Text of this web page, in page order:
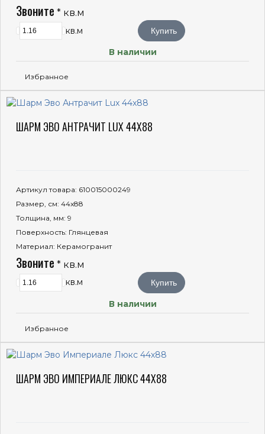
Звоните * кв.м
кв.м Купить
В наличии
Избранное
ШАРМ ЭВО АНТРАЧИТ LUX 44X88
Артикул товара: 610015000249
Размер, см: 44x88
Толщина, мм: 9
Поверхность: Глянцевая
Материал: Керамогранит
Звоните * кв.м
кв.м Купить
В наличии
Избранное
ШАРМ ЭВО ИМПЕРИАЛЕ ЛЮКС 44Х88